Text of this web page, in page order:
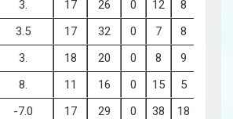
3. 17 26 0 12 8
3.5 17 32 0 7 8
3. 18 20 0 8 9
8. 11 16 0 15 5
-7.0 17 29 0 38 18